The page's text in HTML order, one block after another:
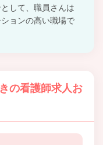
して、職員さんは
ョンの高い職場で
の看護師求人お